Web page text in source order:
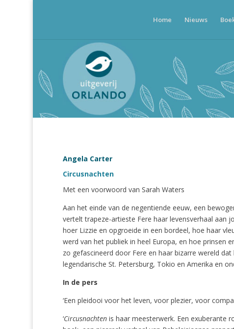
Home Nieuws
Angela Carter
Circusnachten
Met een voorwoord van Sarah Waters
Aan het einde van de negentiende eeuw, een
vertelt trapeze-artieste Fere haar levensverhaal aan
hoer Lizzie en opgroeide in een bordeel, hoe haar
werd van het publiek in heel Europa, en hoe prinsen
zo gefascineerd door Fere en haar bizarre wereld
legendarische St. Petersburg, Tokio en Amerika en
In de pers
‘Een pleidooi voor het leven, voor plezier, voor
‘Circusnachtenis haar meesterwerk. Een exuberante